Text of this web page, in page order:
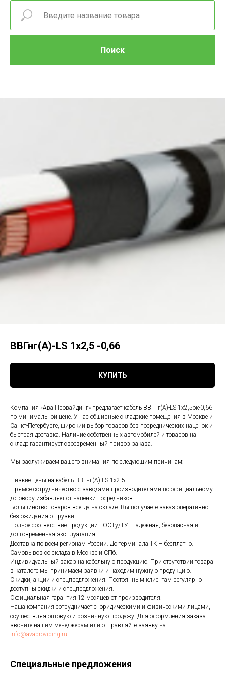
Поиск
ВВГнг(А)-LS 1x2,5 -0,66
КУПИТЬ
Компания «Ава Провайдинг» предлагает кабель ВВГнг(А)-LS 1х2,5ок-0,66
по минимальной цене. У нас обширные складские помещения в Москве и
Санкт-Петербурге, широкий выбор товаров без посреднических наценок и
быстрая доставка. Наличие собственных автомобилей и товаров на
складе гарантирует своевременный привоз заказа.
Мы заслуживаем вашего внимания по следующим причинам:
Низкие цены на кабель ВВГнг(А)-LS 1х2,5
Прямое сотрудничество с заводами-производителями по официальному
договору избавляет от наценки посредников.
Большинство товаров всегда на складе. Вы получаете заказ оперативно
без ожидания отгрузки.
Полное соответствие продукции ГОСТу/ТУ. Надежная, безопасная и
долговременная эксплуатация.
Доставка по всем регионам России. До терминала ТК – бесплатно.
Самовывоз со склада в Москве и СПб.
Индивидуальный заказ на кабельную продукцию. При отсутствии товара
в каталоге мы принимаем заявки и находим нужную продукцию.
Скидки, акции и спецпредложения. Постоянным клиентам регулярно
доступны скидки и спецпредложения.
Официальная гарантия 12 месяцев от производителя.
Наша компания сотрудничает с юридическими и физическими лицами,
осуществляя оптовую и розничную продажу. Для оформления заказа
звоните нашим менеджерам или отправляйте заявку на
info@avaproviding.ru.
Специальные предложения